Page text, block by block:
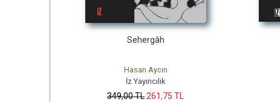
Sehergâh
Hasan Aycın
İz Yayıncılık
349,00TL261,75 TL